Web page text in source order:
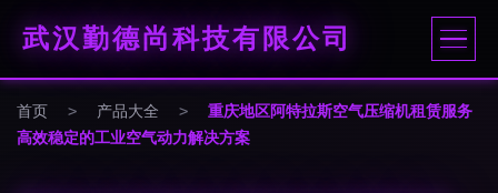
武汉勤德尚科技有限公司
首页 > 产品大全 >
重庆地区阿特拉斯空气压缩机租赁服务
高效稳定的工业空气动力解决方案